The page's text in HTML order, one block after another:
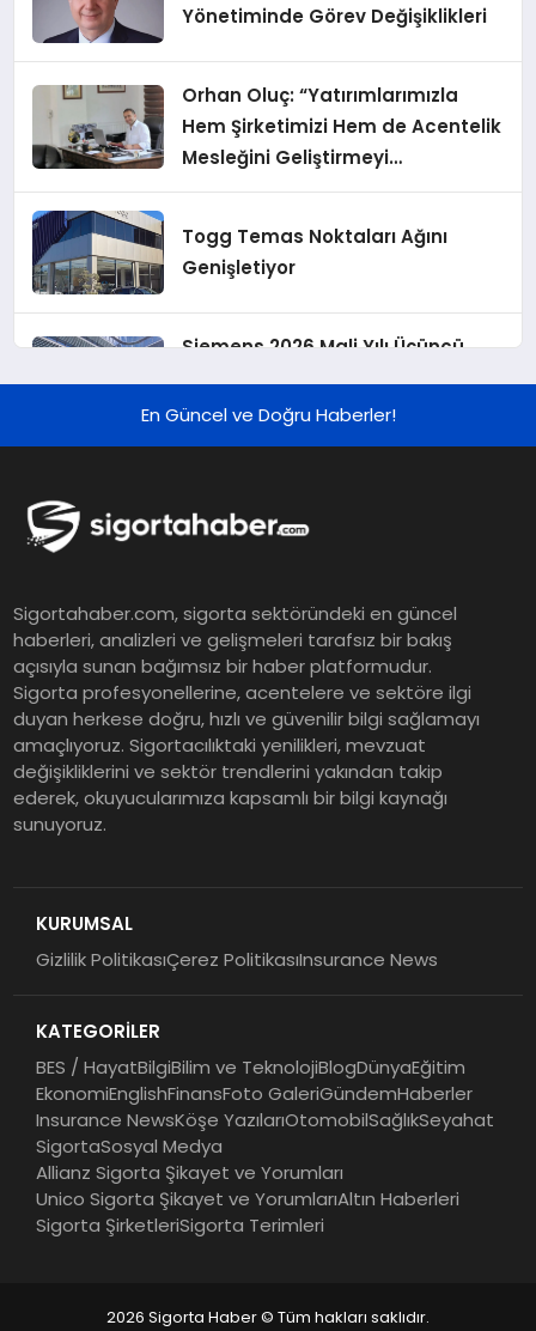
Yönetiminde Görev Değişiklikleri
Orhan Oluç: “Yatırımlarımızla
Hem Şirketimizi Hem de Acentelik
Mesleğini Geliştirmeyi
Hedefliyoruz”
Togg Temas Noktaları Ağını
Genişletiyor
Siemens 2026 Mali Yılı Üçüncü
Yükseltilen EPS Beklentisi
Finansal Sonuçlarını Açıkladı
Murat Bilim, ANA Sigorta Satış
Grup Müdürü Olarak Atandı
Tasarruf tercihi bölünüyor:
Mevduat kısa vadeyi, koruma
ürünleri uzun vadeyi tutuyor
ING Türkiye 2026 Yılının İlk
En Güncel ve Doğru Haberler!
Sigortahaber.com, sigorta sektöründeki en güncel
haberleri, analizleri ve gelişmeleri tarafsız bir bakış
açısıyla sunan bağımsız bir haber platformudur.
Sigorta profesyonellerine, acentelere ve sektöre ilgi
duyan herkese doğru, hızlı ve güvenilir bilgi sağlamayı
amaçlıyoruz. Sigortacılıktaki yenilikleri, mevzuat
değişikliklerini ve sektör trendlerini yakından takip
ederek, okuyucularımıza kapsamlı bir bilgi kaynağı
sunuyoruz.
KURUMSAL
Gizlilik PolitikasıÇerez PolitikasıInsurance News
KATEGORİLER
BES / HayatBilgiBilim ve TeknolojiBlogDünyaEğitim
EkonomiEnglishFinansFoto GaleriGündemHaberler
Insurance NewsKöşe YazılarıOtomobilSağlıkSeyahat
SigortaSosyal Medya
Allianz Sigorta Şikayet ve Yorumları
Unico Sigorta Şikayet ve YorumlarıAltın Haberleri
Sigorta ŞirketleriSigorta Terimleri
2026 Sigorta Haber © Tüm hakları saklıdır.